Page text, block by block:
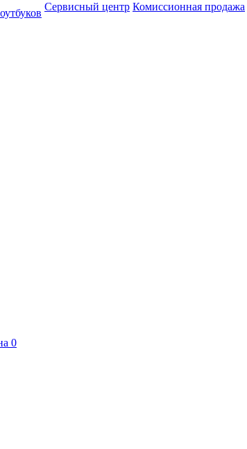
Сервисный центр Комиссионная продажа
0